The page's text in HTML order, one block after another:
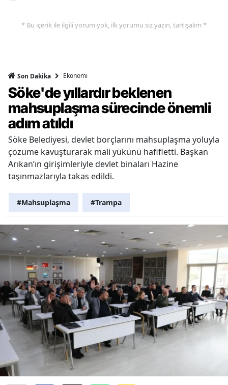
* Bu içerik ile ilgili yorum yok, ilk yorumu siz yazın, tartışalım *
Son Dakika Ekonomi
Söke'de yıllardır beklenen
mahsuplaşma sürecinde önemli
adım atıldı
Söke Belediyesi, devlet borçlarını mahsuplaşma yoluyla
çözüme kavuşturarak mali yükünü hafifletti. Başkan
Arıkan’ın girişimleriyle devlet binaları Hazine
taşınmazlarıyla takas edildi.
#Mahsuplaşma #Trampa